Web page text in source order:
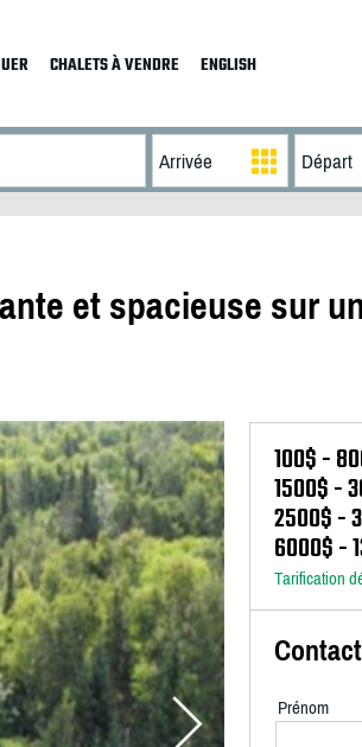
CHALETS À VENDRE ENGLISH
et spacieuse sur
100$ -
1500$ -
2500$ -
6000$ -
Tarification
Prénom